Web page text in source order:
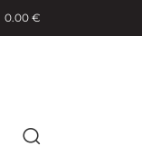
0.00 €